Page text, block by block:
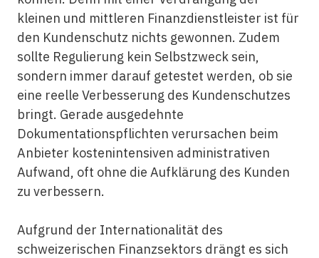
kleinen und mittleren Finanzdienstleister ist für
den Kundenschutz nichts gewonnen. Zudem
sollte Regulierung kein Selbstzweck sein,
sondern immer darauf getestet werden, ob sie
eine reelle Verbesserung des Kundenschutzes
bringt. Gerade ausgedehnte
Dokumentationspflichten verursachen beim
Anbieter kostenintensiven administrativen
Aufwand, oft ohne die Aufklärung des Kunden
zu verbessern.
Aufgrund der Internationalität des
schweizerischen Finanzsektors drängt es sich